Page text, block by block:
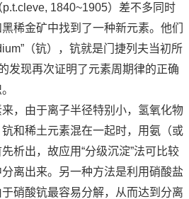
1840~1905）差不多同时
稀金矿中找到了一种新元素。他们
（钪），钪就是门捷列夫当初所
发现再次证明了元素周期律的正确
由于离子半径特别小，氢氧化物
和稀土元素混在一起时，用氨（或
析出，故应用“分级沉淀”法可比较
离出来。另一种方法是利用硝酸盐
硝酸钪最容易分解，从而达到分离